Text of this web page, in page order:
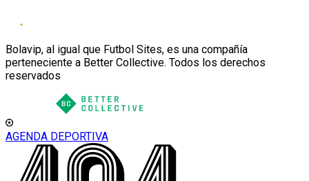
Bolavip, al igual que Futbol Sites, es una compañía
perteneciente a Better Collective. Todos los derechos
reservados
AGENDA DEPORTIVA